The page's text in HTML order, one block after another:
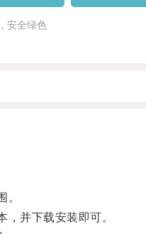
安全绿色
。
并下载安装即可。